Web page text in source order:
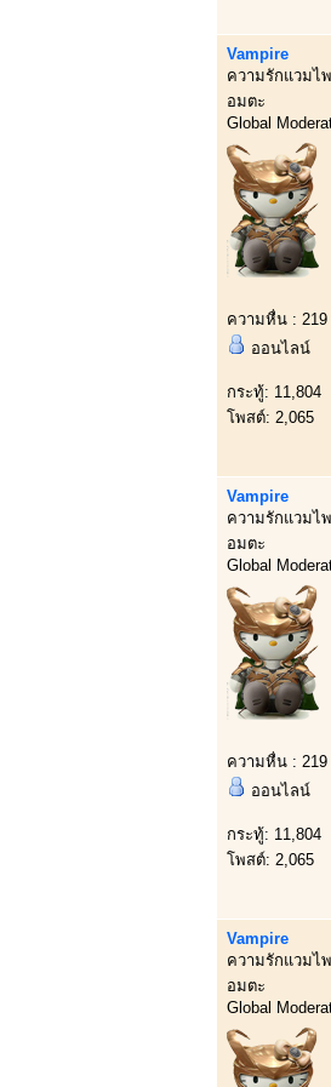
Vampire
ความรักแวมไ
อมตะ
Global
ความหื่น : 219
ออนไลน์
กระทู้: 11,804
โพสต์: 2,065
Vampire
ความรักแวมไ
อมตะ
Global
ความหื่น : 219
ออนไลน์
กระทู้: 11,804
โพสต์: 2,065
Vampire
ความรักแวมไ
อมตะ
Global